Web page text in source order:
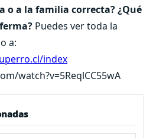
o a la familia correcta?¿Qué
Puedes ver toda la
a:
index
watch?v=5ReqlCC55wA